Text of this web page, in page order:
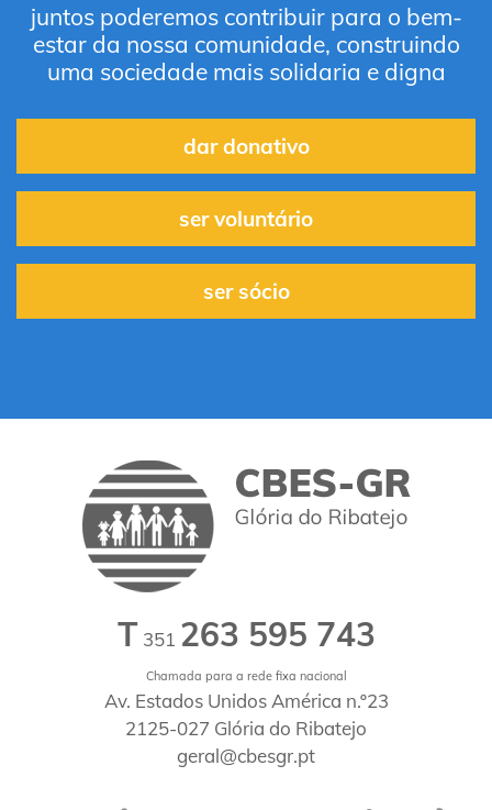
juntos poderemos contribuir para o bem-
estar da nossa comunidade, construindo
uma sociedade mais solidaria e digna
dar donativo
ser voluntário
ser sócio
T 351 263 595 743
Chamada para a rede fixa nacional
Av. Estados Unidos América n.º23
2125-027 Glória do Ribatejo
geral@cbesgr.pt